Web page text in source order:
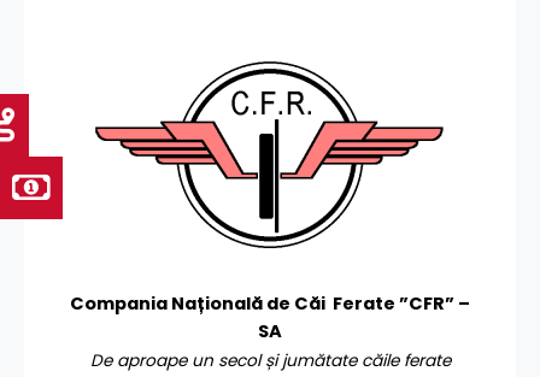
Compania Națională de Căi Ferate ”CFR” –
SA
De aproape un secol și jumătate căile ferate